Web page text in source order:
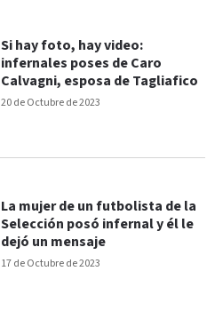
20 de Octubre de 2023
Si hay foto, hay video:
infernales poses de Caro
Calvagni, esposa de Tagliafico
17 de Octubre de 2023
La mujer de un futbolista de la
Selección posó infernal y él le
dejó un mensaje